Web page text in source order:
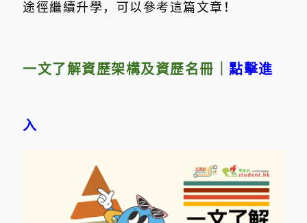
途徑繼續升學，可以參考這篇文章！
一文了解資歷架構及資歷名冊｜ 點擊進
入